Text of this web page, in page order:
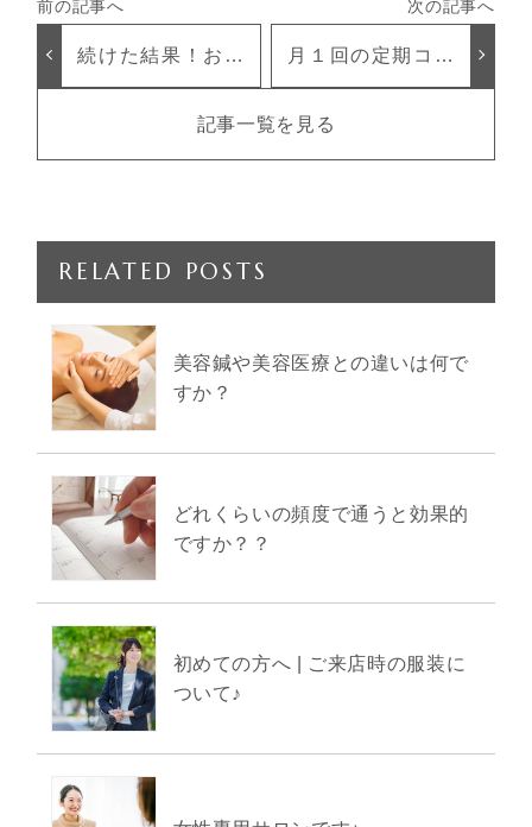
続けた結果！お顔
の施術事例をご紹
月１回の定期コル
ギでツヤ肌スッキ
リ顔
記事一覧を見る
RELATED POSTS
美容鍼や美容医療との違いは何で
すか？
どれくらいの頻度で通うと効果的
ですか？？
初めての方へ | ご来店時の服装に
ついて♪